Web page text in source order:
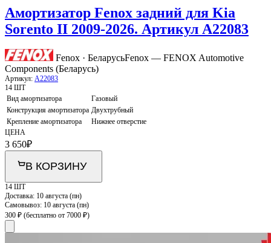
Амортизатор Fenox задний для Kia
Sorento II 2009-2026. Артикул A22083
Fenox · БеларусьFenox — FENOX Automotive
Components (Беларусь)
Артикул: A22083
14 ШТ
Вид амортизатора
Газовый
Конструкция амортизатора Двухтрубный
Крепление амортизатора
Нижнее отверстие
ЦЕНА
3 650₽
В КОРЗИНУ
14 ШТ
Доставка: 10 августа (пн)
Самовывоз: 10 августа (пн)
300 ₽ (бесплатно от 7000 ₽)